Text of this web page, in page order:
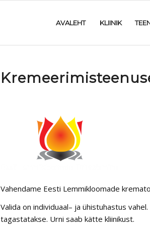
AVALEHT KLIINIK
Vahendame Eesti Lemmikloomade
Valida on individuaal– ja ühistuhastus
tagastatakse. Urni saab kätte kliinikust.